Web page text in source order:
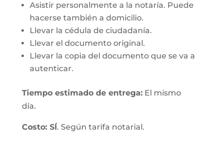
Asistir personalmente a la notaría. Puede
hacerse también a domicilio.
Llevar la cédula de ciudadanía.
Llevar el documento original.
Llevar la copia del documento que se va a
autenticar.
Tiempo estimado de entrega:El mismo
día.
Costo: SÍ. Según tarifa notarial.